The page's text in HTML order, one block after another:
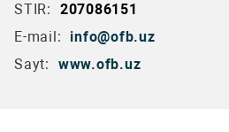
STIR:
207086151
E-mail:
info@ofb.uz
Sayt:
www.ofb.uz